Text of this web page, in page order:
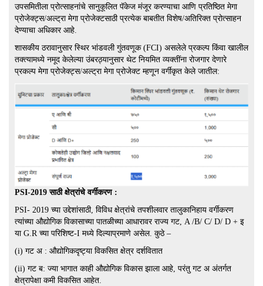
उपसमितीला प्रोत्साहनांचे सानुकूलित पॅकेज मंजूर करण्याचा आणि प्रतिष्ठित मेगा
प्रोजेक्ट्स/अल्ट्रा मेगा प्रोजेक्टसाठी प्रत्येक बाबतीत विशेष/अतिरिक्त प्रोत्साहन
देण्याचा अधिकार आहे.
शासकीय ठरावानुसार स्थिर भांडवली गुंतवणूक (FCI) असलेले प्रकल्प किंवा खालील
तक्त्यामध्ये नमूद केलेल्या उंबरठ्यानुसार थेट नियमित व्यक्तींना रोजगार देणारे
प्रकल्प मेगा प्रोजेक्ट्स/अल्ट्रा मेगा प्रोजेक्ट म्हणून वर्गीकृत केले जातील:
PSI-2019 साठी क्षेत्रांचे वर्गीकरण :
PSI- 2019 च्या उद्देशांसाठी, विविध क्षेत्रांचे तपशीलवार तालुकानिहाय वर्गीकरण
त्यांच्या औद्योगिक विकासाच्या पातळीच्या आधारावर राज्य गट, A /B/ C/ D/ D + इ
या G.R च्या परिशिष्ट-I मध्ये दिल्याप्रमाणे असेल. कुठे –
(i) गट अ : औद्योगिकदृष्ट्या विकसित क्षेत्र दर्शवितात
(ii) गट ब: ज्या भागात काही औद्योगिक विकास झाला आहे, परंतु गट अ अंतर्गत
क्षेत्रापेक्षा कमी विकसित आहेत.